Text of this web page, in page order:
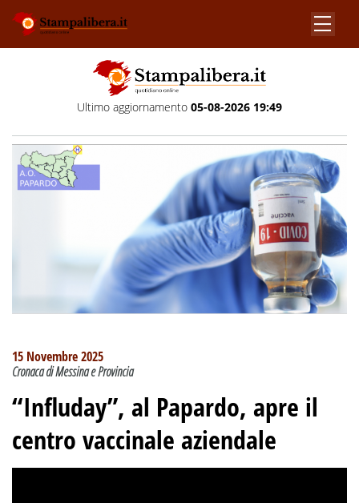
Ultimo aggiornamento 05-08-2026 19:49
15 Novembre 2025
Cronaca di Messina e Provincia
“Influday”, al Papardo, apre il
centro vaccinale aziendale